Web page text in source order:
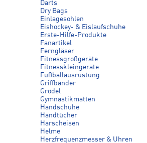
Darts
Dry Bags
Einlagesohlen
Eishockey- & Eislaufschuhe
Erste-Hilfe-Produkte
Fanartikel
Ferngläser
Fitnessgroßgeräte
Fitnesskleingeräte
Fußballausrüstung
Griffbänder
Grödel
Gymnastikmatten
Handschuhe
Handtücher
Harscheisen
Helme
Herzfrequenzmesser & Uhren